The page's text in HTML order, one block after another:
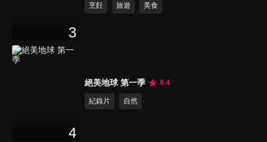
3
烹飪
旅遊 美食
4
絕美地球 第一季 8.4
紀錄片 自然